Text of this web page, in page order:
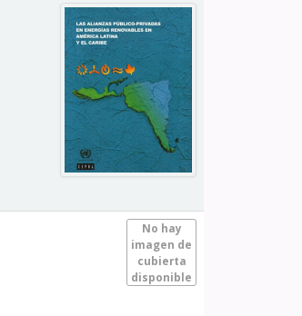
No hay
imagen de
cubierta
disponible